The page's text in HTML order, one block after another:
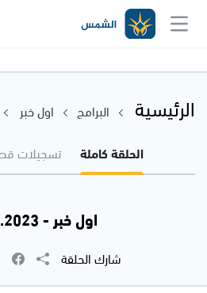
الرئيسية البرامج اول خبر
الحلقة كاملة
تسجيلات
اول خبر - 19.03.2023
شارك الحلقة